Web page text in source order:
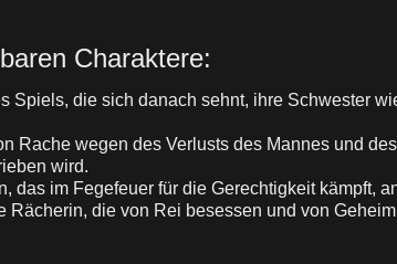
Charaktere:
Spiels, die sich danach sehnt, ihre Schwester
Rache wegen des Verlusts des Mannes und
wird.
das im Fegefeuer für die Gerechtigkeit kämpft,
Rächerin, die von Rei besessen und von